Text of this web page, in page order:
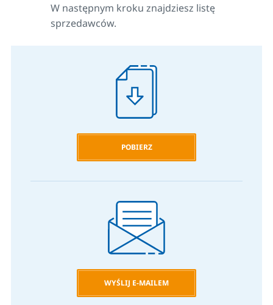
W następnym kroku znajdziesz listę
sprzedawców.
POBIERZ
WYŚLIJ E-MAILEM